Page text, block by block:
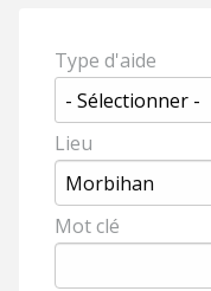
Type d'aide
Lieu
Mot clé